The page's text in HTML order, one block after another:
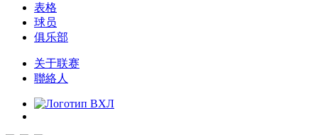
表格
球员
俱乐部
关于联赛
聯絡人